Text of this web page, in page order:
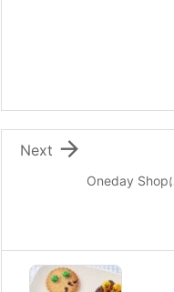
o
k
Oneday Shop

Next